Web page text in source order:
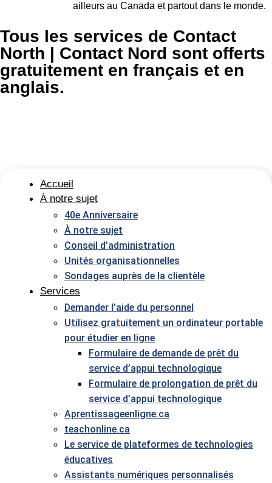
ailleurs au Canada et partout dans le monde.
Tous les services de Contact
North | Contact Nord sont offerts
gratuitement en français et en
anglais.
Accueil
À notre sujet
40e Anniversaire
À notre sujet
Conseil d’administration
Unités organisationnelles
Sondages auprès de la clientèle
Services
Demander l’aide du personnel
Utilisez gratuitement un ordinateur portable
pour étudier en ligne
Formulaire de demande de prêt du
service d’appui technologique
Formulaire de prolongation de prêt du
service d’appui technologique
Aprentissageenligne.ca
teachonline.ca
Le service de plateformes de technologies
éducatives
Assistants numériques personnalisés